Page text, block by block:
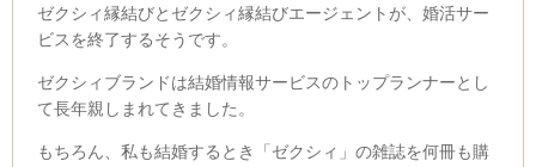
ゼクシィ縁結びとゼクシィ縁結びエージェントが、婚活サー
ビスを終了するそうです。
ゼクシィブランドは結婚情報サービスのトップランナーとし
て長年親しまれてきました。
もちろん、私も結婚するとき「ゼクシィ」の雑誌を何冊も購